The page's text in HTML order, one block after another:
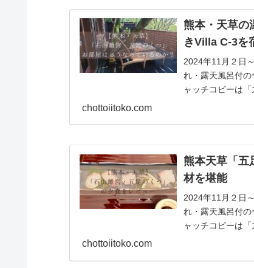
熊本・天草の
きVilla C-3を
2024年11月２日
れ・露天風呂付
ャッチコピーは
chottoiitoko.com
熊本天草「五
材を堪能
2024年11月２日
れ・露天風呂付
ャッチコピーは
chottoiitoko.com